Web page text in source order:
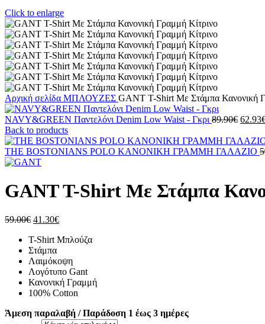
Click to enlarge
Αρχική σελίδα ΜΠΛΟΥΖΕΣ GANT T-Shirt Με Στάμπα Κανονική
NAVY&GREEN Παντελόνι Denim Low Waist - Γκρι 89.90€
was:
62.93
Back to products
THE BOSTONIANS POLO ΚΑΝΟΝΙΚΗ ΓΡΑΜΜΗ ΓΑΛΑΖΙΟ
GANT T-Shirt Με Στάμπα
59.00€ Original
was:
59.00€.
41.30€Η
τιμή
41.30€.
T-Shirt Μπλούζα
Στάμπα
Λαιμόκοψη
Λογότυπο Gant
Κανονική Γραμμή
100% Cotton
Άμεση παραλαβή / Παράδοση 1 έως 3 ημέρες